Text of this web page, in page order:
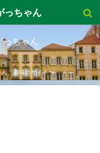
っちゃん
、趣味のサイト〜
っちゃん